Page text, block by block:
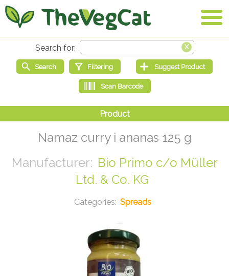
Namaz curry i ananas 125 g
Bio Primo c/o Müller
Ltd. & Co. KG
Spreads